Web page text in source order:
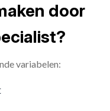
door
variabelen: